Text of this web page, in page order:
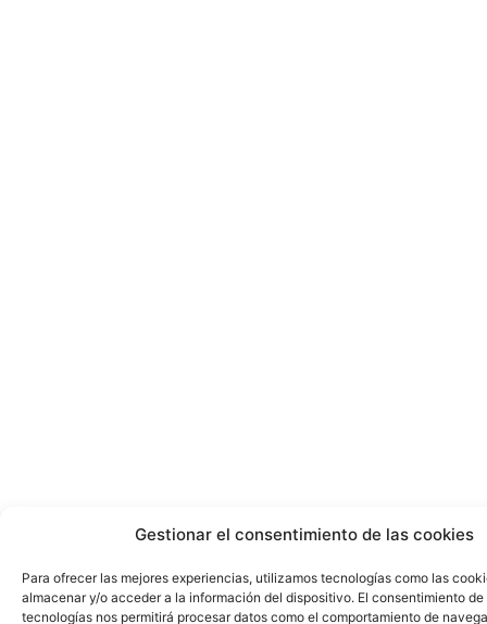
Gestionar el consentimiento de las cookies
Para ofrecer las mejores experiencias, utilizamos tecnologías como las
almacenar y/o acceder a la información del dispositivo. El consentimiento de
tecnologías nos permitirá procesar datos como el comportamiento de